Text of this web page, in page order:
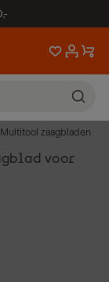
Multitool zaagbladen
voor